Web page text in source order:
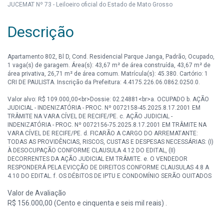
JUCEMAT Nº 73 - Leiloeiro oficial do Estado de Mato Grosso
Descrição
Apartamento 802, Bl D, Cond. Residencial Parque Janga, Padrão, Ocupado,
1 vaga(s) de garagem. Área(s): 43,67 m² de área construída, 43,67 m² de
área privativa, 26,71 m² de área comum. Matrícula(s): 45.380. Cartório: 1
CRI DE PAULISTA. Inscrição da Prefeitura: 4.4175.226.06.0862.0250.0.
Valor alvo: R$ 109.000,00<br>Dossie: 02.24881<br>a. OCUPADO b. AÇÃO
JUDICIAL - INDENIZATÓRIA - PROC. Nº 0072158-45.2025.8.17.2001 EM
TRÂMITE NA VARA CÍVEL DE RECIFE/PE. c. AÇÃO JUDICIAL -
INDENIZATÓRIA - PROC. Nº 0072156-75.2025.8.17.2001 EM TRÂMITE NA
VARA CÍVEL DE RECIFE/PE. d. FICARÃO A CARGO DO ARREMATANTE:
TODAS AS PROVIDÊNCIAS, RISCOS, CUSTAS E DESPESAS NECESSÁRIAS: (I)
À DESOCUPAÇÃO CONFORME CLAUSULA 4.12 DO EDITAL, (II)
DECORRENTES DA AÇÃO JUDICIAL EM TRÂMITE. e. O VENDEDOR
RESPONDERÁ PELA EVICÇÃO DE DIREITOS CONFORME CLAUSULAS 4.8 A
4.10 DO EDITAL. f. OS DÉBITOS DE IPTU E CONDOMÍNIO SERÃO QUITADOS
0,00<br>Valor do IPTU: R$ 534,33<br>Valor alvo: 0,00<br><br>VENDA
CONDICIONAL (valor de venda sob aprovação do vendedor).
Valor de Avaliação
R$ 156.000,00 (Cento e cinquenta e seis mil reais) .